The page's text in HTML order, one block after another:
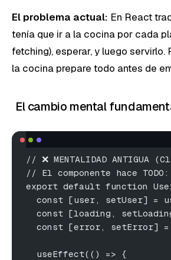
El problema actual: En React
tenía que ir a la cocina por cada
fetching), esperar, y luego servirlo.
la cocina prepare todo antes de
El cambio mental
// ❌ MENTALIDAD ANTIGUA
// El componente hace
export default function
const [user, setUser] =
const [loading,
const [error, setError]
  useEffect(() => {